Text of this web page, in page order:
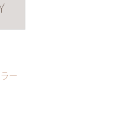
ー